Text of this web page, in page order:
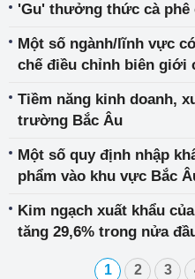
'Gu' thưởng thức cà
Một số ngành/lĩnh vực
chế điều chỉnh biên giới
Tiềm năng kinh doanh,
trường Bắc Âu
Một số quy định nhập
phẩm vào khu vực Bắc
Kim ngạch xuất khẩu
tăng 29,6% trong nửa
1 2 3